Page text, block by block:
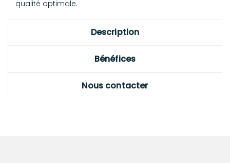
qualité optimale.
Description
Bénéfices
Nous contacter